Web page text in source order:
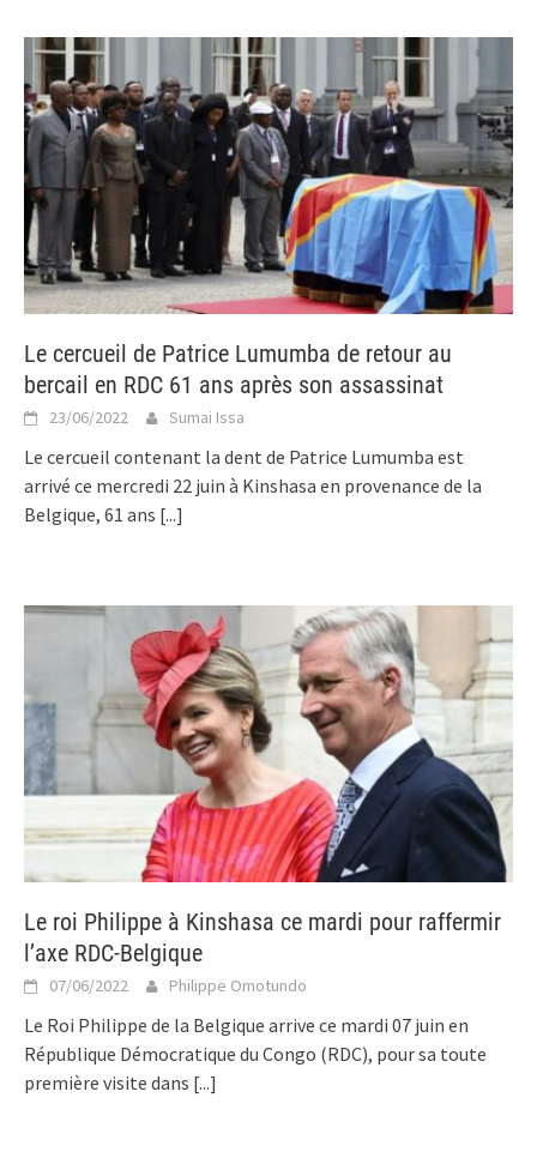
Le cercueil de Patrice Lumumba de retour au
bercail en RDC 61 ans après son assassinat
23/06/2022 Sumai Issa
Le cercueil contenant la dent de Patrice Lumumba est
arrivé ce mercredi 22 juin à Kinshasa en provenance de la
Belgique, 61 ans [...]
Le roi Philippe à Kinshasa ce mardi pour raffermir
l’axe RDC-Belgique
07/06/2022 Philippe Omotundo
Le Roi Philippe de la Belgique arrive ce mardi 07 juin en
République Démocratique du Congo (RDC), pour sa toute
première visite dans [...]